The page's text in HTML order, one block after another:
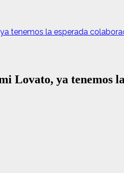
tenemos la esperada
Lovato, ya tenemos